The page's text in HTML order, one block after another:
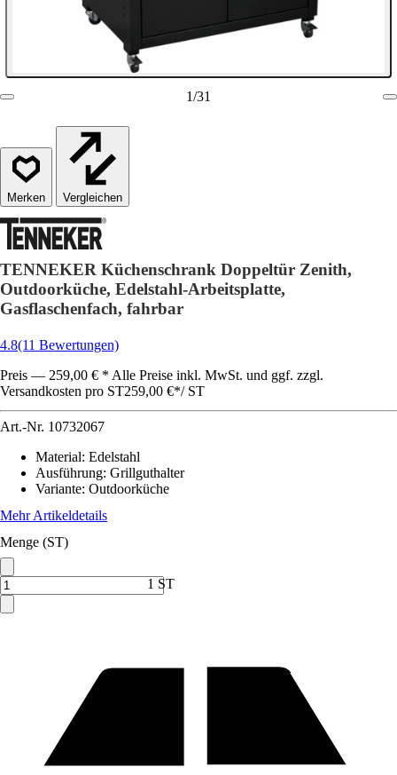
1/31
Vergleichen
TENNEKER Küchenschrank Doppeltür Zenith,
Outdoorküche, Edelstahl-Arbeitsplatte,
Gasflaschenfach, fahrbar
4.8(11 Bewertungen)
Preis — 259,00 € * Alle Preise inkl. MwSt. und ggf. zzgl.
Versandkosten pro ST259,00 €*/ ST
Art.-Nr. 10732067
Material: Edelstahl
Ausführung: Grillguthalter
Variante: Outdoorküche
Mehr Artikeldetails
Menge (ST)
1 ST